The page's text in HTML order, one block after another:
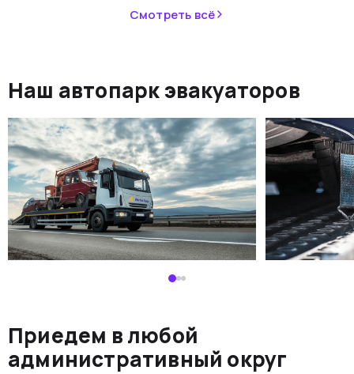
Смотреть всё
Наш автопарк эвакуаторов
Приедем в любой
административный округ